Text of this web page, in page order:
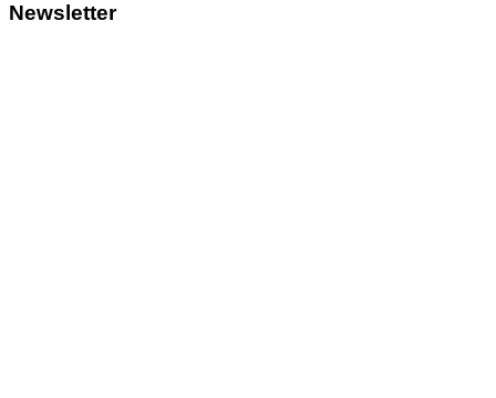
Newsletter